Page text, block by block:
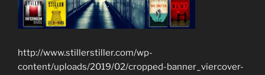
http://www.stillerstiller.com/wp-
content/uploads/2019/02/cropped-banner_viercover-